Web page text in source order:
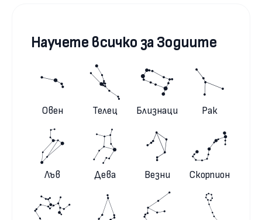
Научете всичко за Зодиите
Овен Телец Близнаци Рак
Лъв Дева Везни Скорпион